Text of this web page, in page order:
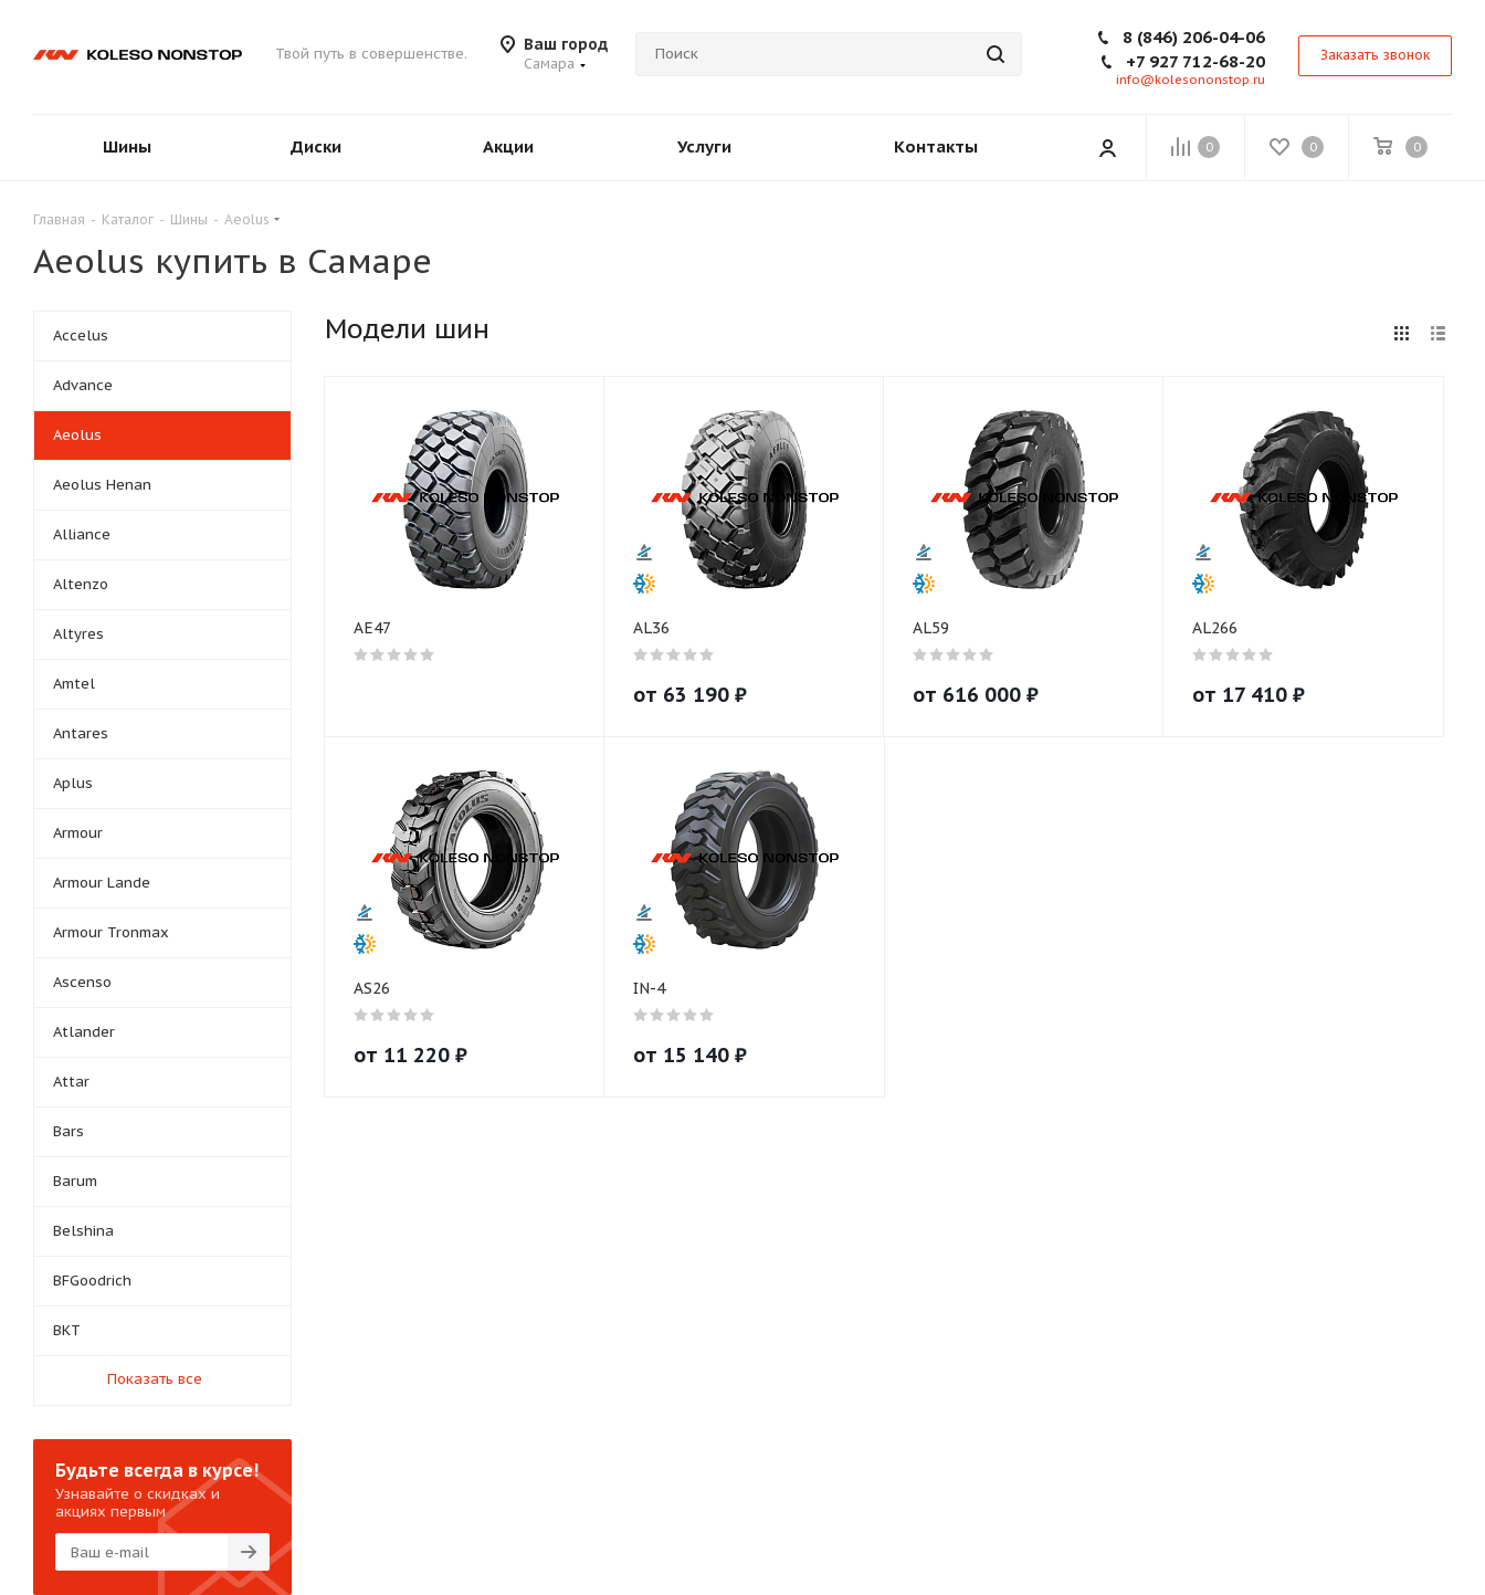
Твой путь в совершенстве. Ваш город
Самара
8 (846) 206-04-06
+7 927 712-68-20
info@kolesononstop.ru
Заказать звонок
0 0 0
Шины Диски Акции Услуги Контакты
Главная - Каталог - Шины - Aeolus
Aeolus купить в Самаре
Модели шин
AE47 AL36
от 63 190 ₽
AL59
от 616 000 ₽
AL266
от 17 410 ₽
AS26
от 11 220 ₽
IN-4
от 15 140 ₽
Accelus
Advance
Aeolus
Aeolus Henan
Alliance
Altenzo
Altyres
Amtel
Antares
Aplus
Armour
Armour Lande
Armour Tronmax
Ascenso
Atlander
Attar
Bars
Barum
Belshina
BFGoodrich
BKT
Показать все
Будьте всегда в курсе!
Узнавайте о скидках и
акциях первым